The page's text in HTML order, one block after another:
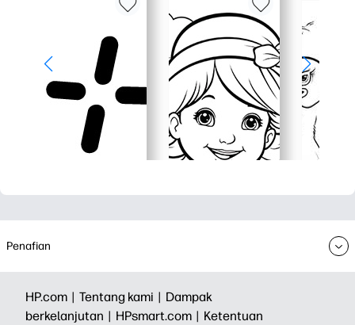
Penafian
HP.com | Tentang kami | Dampak
berkelanjutan | HPsmart.com | Ketentuan